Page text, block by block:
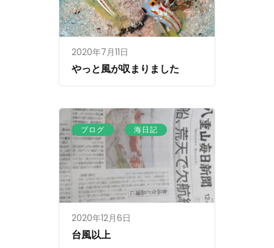
2020年7月11日
やっと風が収まりました
ブログ 、 海日記
2020年12月6日
台風以上